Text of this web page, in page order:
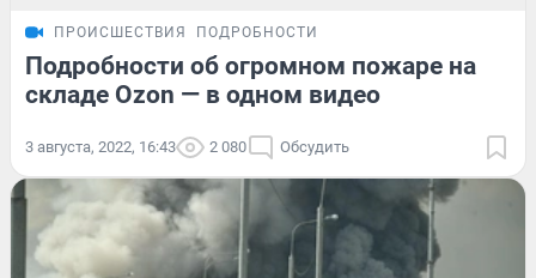
ПРОИСШЕСТВИЯ ПОДРОБНОСТИ
Подробности об огромном пожаре на
складе Ozon — в одном видео
3 августа, 2022, 16:43 2 080 Обсудить